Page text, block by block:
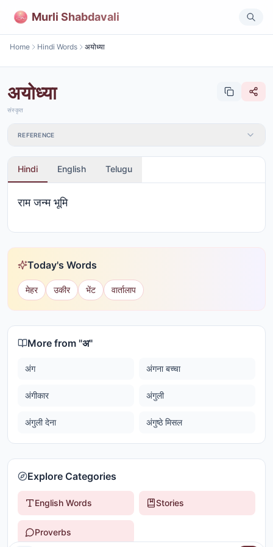
Murli Shabdavali
Home Hindi Words अयोध्या
अयोध्या
संस्कृत
REFERENCE
Hindi English Telugu
राम जन्म भूमि
Today's Words
मेहर उकीर भेंट वार्तालाप
More from "अ"
अंग अंगना बच्चा
अंगीकार अंगुली
अंगुली देना अंगुष्ठे मिसल
Explore Categories
English Words Stories
Proverbs